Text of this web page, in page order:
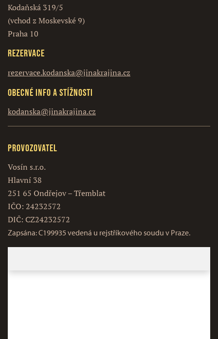
Kodaňská 319/5
(vchod z Moskevské 9)
Praha 10
Rezervace
rezervace.kodanska@jinakrajina.cz
Obecné info a stížnosti
kodanska@jinakrajina.cz
Provozovatel
Vosín s.r.o.
Hlavní 38
251 65 Ondřejov – Třemblat
IČO: 24232572
DIČ: CZ24232572
Zapsána: C199935 vedená u rejstříkového soudu v Praze.